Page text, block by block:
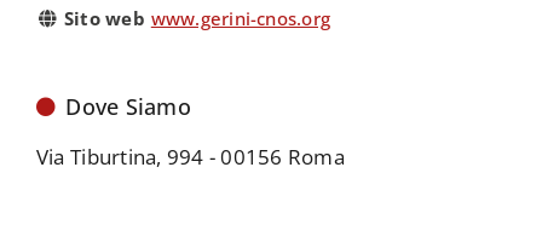
Sito web www.gerini-cnos.org
Dove Siamo
Via Tiburtina, 994 - 00156 Roma